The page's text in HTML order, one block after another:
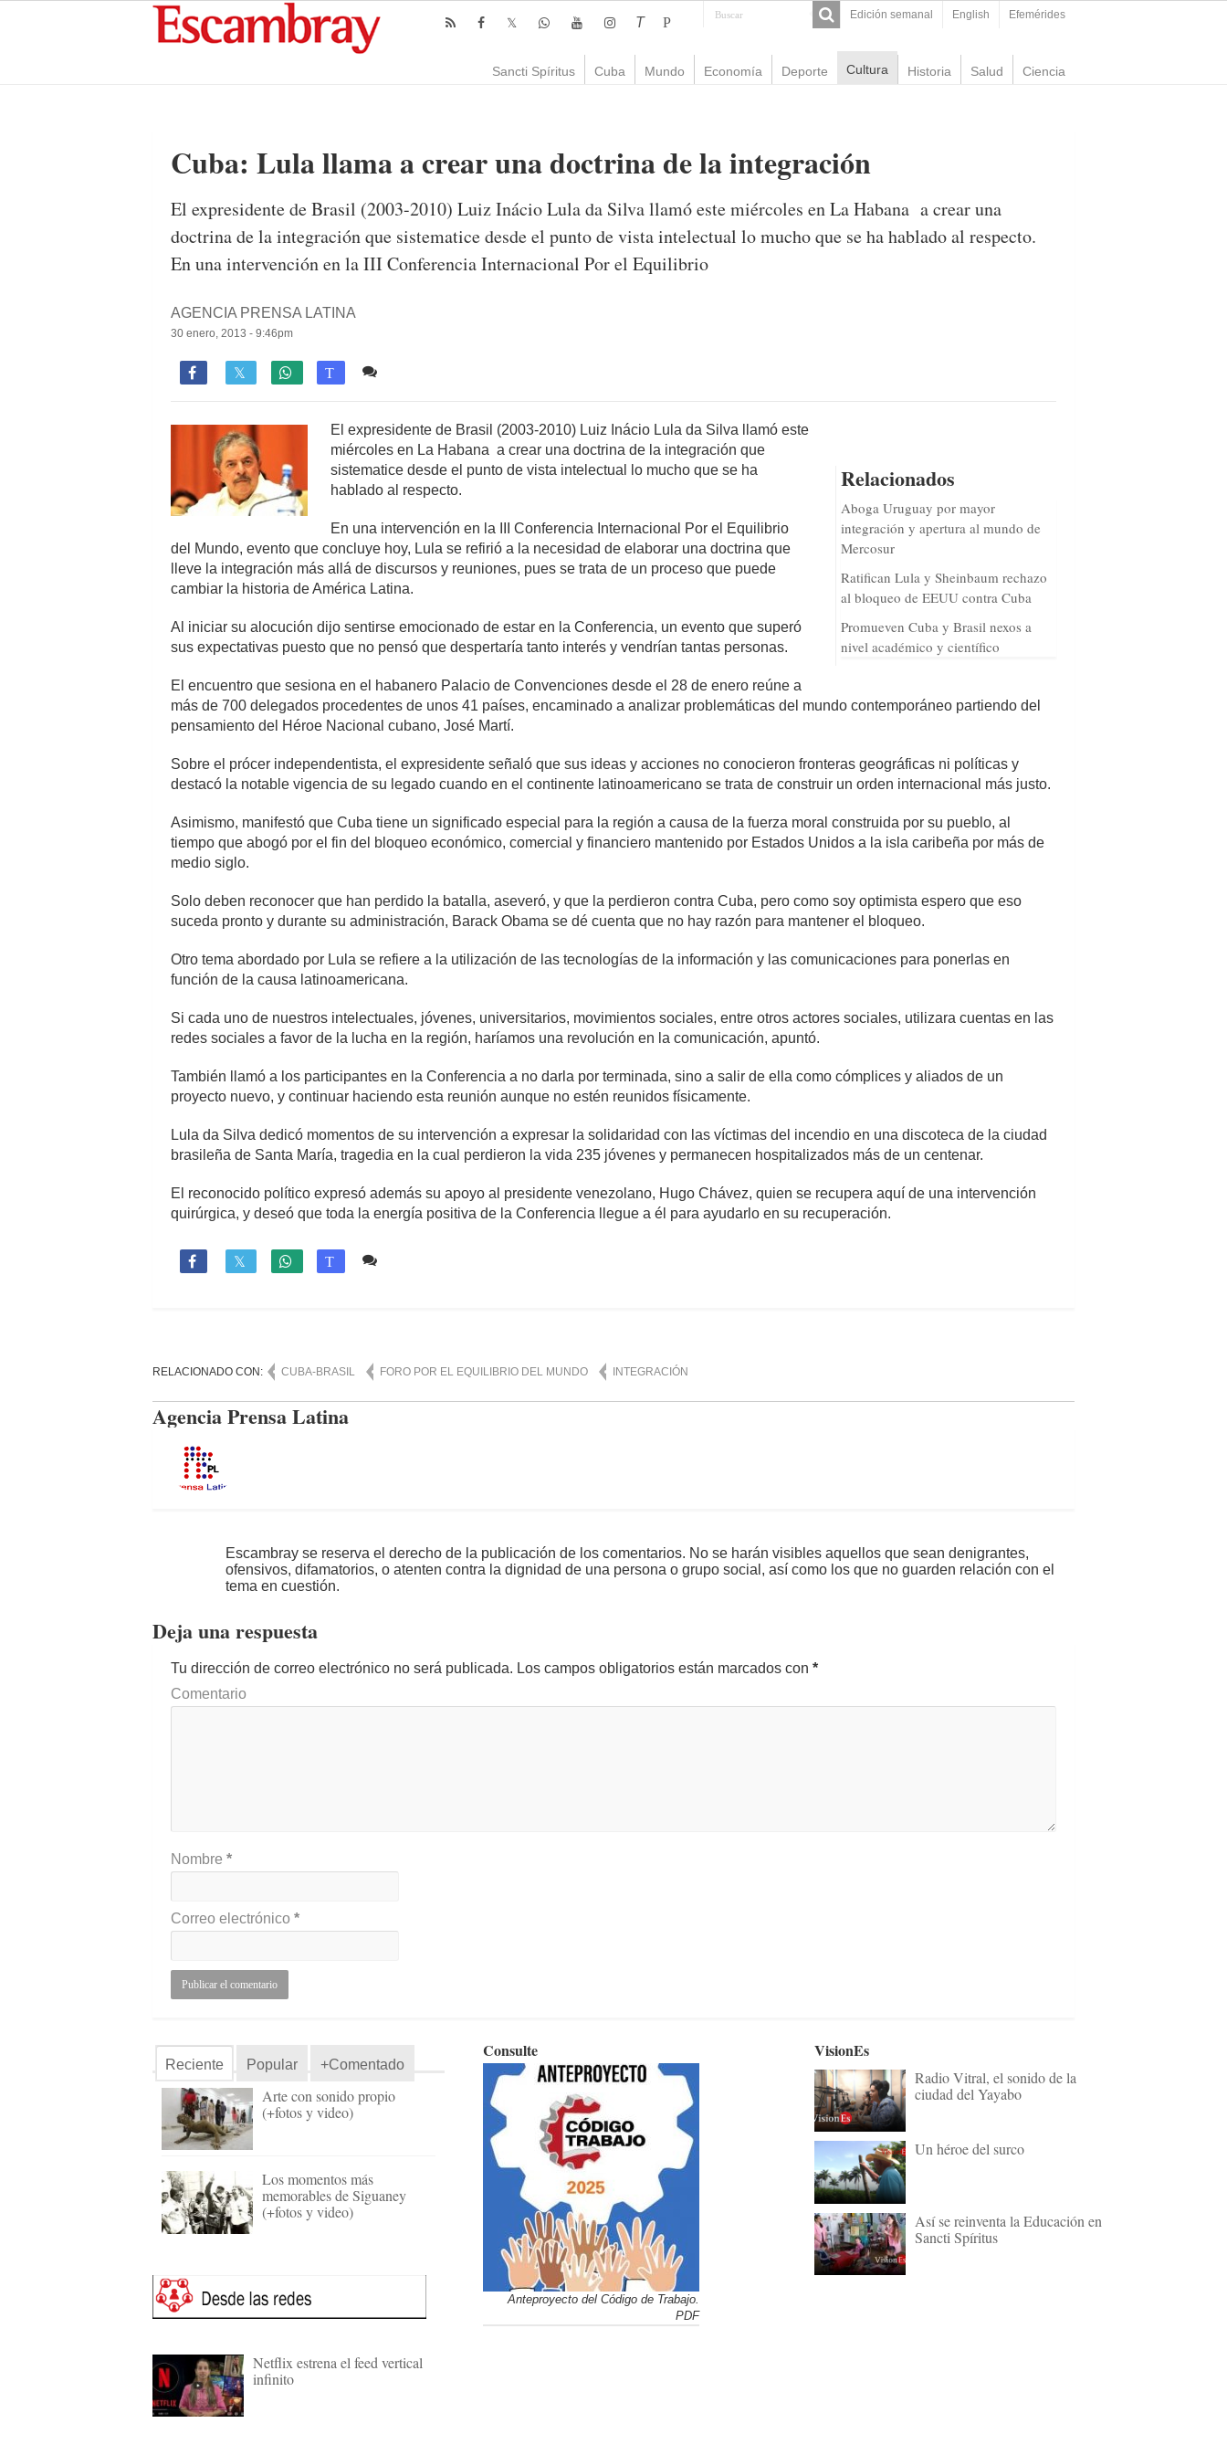
Edición semanal English Efemérides
T P
Sancti Spíritus Cuba Mundo Economía Deporte Cultura Historia Salud Ciencia
Cuba: Lula llama a crear una doctrina de la integración
El expresidente de Brasil (2003-2010) Luiz Inácio Lula da Silva llamó este miércoles en La Habana a crear una
doctrina de la integración que sistematice desde el punto de vista intelectual lo mucho que se ha hablado al respecto.
En una intervención en la III Conferencia Internacional Por el Equilibrio
AGENCIA PRENSA LATINA
30 enero, 2013 - 9:46pm
 T
Relacionados
Aboga Uruguay por mayor
integración y apertura al mundo de
Mercosur
Ratifican Lula y Sheinbaum rechazo
al bloqueo de EEUU contra Cuba
Promueven Cuba y Brasil nexos a
nivel académico y científico
El expresidente de Brasil (2003-2010) Luiz Inácio Lula da Silva llamó este
miércoles en La Habana a crear una doctrina de la integración que
sistematice desde el punto de vista intelectual lo mucho que se ha
hablado al respecto.
En una intervención en la III Conferencia Internacional Por el Equilibrio
del Mundo, evento que concluye hoy, Lula se refirió a la necesidad de elaborar una doctrina que
lleve la integración más allá de discursos y reuniones, pues se trata de un proceso que puede
cambiar la historia de América Latina.
Al iniciar su alocución dijo sentirse emocionado de estar en la Conferencia, un evento que superó
sus expectativas puesto que no pensó que despertaría tanto interés y vendrían tantas personas.
El encuentro que sesiona en el habanero Palacio de Convenciones desde el 28 de enero reúne a
más de 700 delegados procedentes de unos 41 países, encaminado a analizar problemáticas del mundo contemporáneo partiendo del
pensamiento del Héroe Nacional cubano, José Martí.
Sobre el prócer independentista, el expresidente señaló que sus ideas y acciones no conocieron fronteras geográficas ni políticas y
destacó la notable vigencia de su legado cuando en el continente latinoamericano se trata de construir un orden internacional más justo.
Asimismo, manifestó que Cuba tiene un significado especial para la región a causa de la fuerza moral construida por su pueblo, al
tiempo que abogó por el fin del bloqueo económico, comercial y financiero mantenido por Estados Unidos a la isla caribeña por más de
medio siglo.
Solo deben reconocer que han perdido la batalla, aseveró, y que la perdieron contra Cuba, pero como soy optimista espero que eso
suceda pronto y durante su administración, Barack Obama se dé cuenta que no hay razón para mantener el bloqueo.
Otro tema abordado por Lula se refiere a la utilización de las tecnologías de la información y las comunicaciones para ponerlas en
función de la causa latinoamericana.
Si cada uno de nuestros intelectuales, jóvenes, universitarios, movimientos sociales, entre otros actores sociales, utilizara cuentas en las
redes sociales a favor de la lucha en la región, haríamos una revolución en la comunicación, apuntó.
También llamó a los participantes en la Conferencia a no darla por terminada, sino a salir de ella como cómplices y aliados de un
proyecto nuevo, y continuar haciendo esta reunión aunque no estén reunidos físicamente.
Lula da Silva dedicó momentos de su intervención a expresar la solidaridad con las víctimas del incendio en una discoteca de la ciudad
brasileña de Santa María, tragedia en la cual perdieron la vida 235 jóvenes y permanecen hospitalizados más de un centenar.
El reconocido político expresó además su apoyo al presidente venezolano, Hugo Chávez, quien se recupera aquí de una intervención
quirúrgica, y deseó que toda la energía positiva de la Conferencia llegue a él para ayudarlo en su recuperación.
 T
RELACIONADO CON: CUBA-BRASIL FORO POR EL EQUILIBRIO DEL MUNDO INTEGRACIÓN
Agencia Prensa Latina
Escambray se reserva el derecho de la publicación de los comentarios. No se harán visibles aquellos que sean denigrantes,
ofensivos, difamatorios, o atenten contra la dignidad de una persona o grupo social, así como los que no guarden relación con el
tema en cuestión.
Deja una respuesta
Tu dirección de correo electrónico no será publicada. Los campos obligatorios están marcados con *
Comentario
Nombre *
Correo electrónico *
Reciente Popular +Comentado
Arte con sonido propio
(+fotos y video)
Los momentos más
memorables de Siguaney
(+fotos y video)
Netflix estrena el feed vertical
infinito
Consulte
Anteproyecto del Código de Trabajo.
PDF
VisionEs
Radio Vitral, el sonido de la
ciudad del Yayabo
Un héroe del surco
Así se reinventa la Educación en
Sancti Spíritus